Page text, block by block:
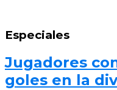
Especiales
Jugadores
goles en la